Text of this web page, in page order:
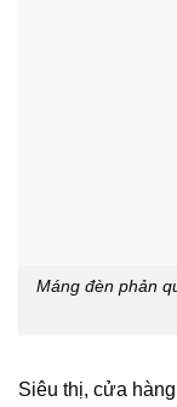
Máng đèn phản
Siêu thị, cửa